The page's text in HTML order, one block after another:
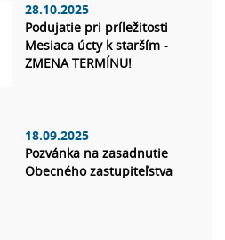
28.10.2025
Podujatie pri príležitosti
Mesiaca úcty k starším -
ZMENA TERMÍNU!
18.09.2025
Pozvánka na zasadnutie
Obecného zastupiteľstva